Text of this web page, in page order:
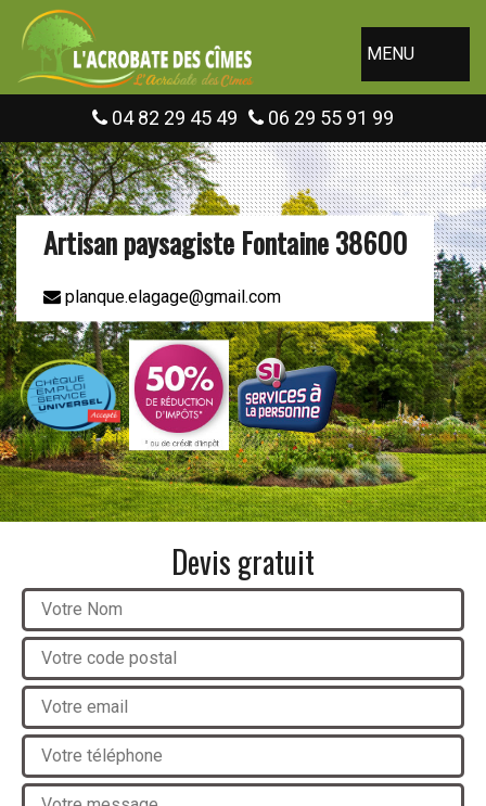
MENU
04 82 29 45 49 06 29 55 91 99
Artisan paysagiste Fontaine 38600
planque.elagage@gmail.com
Devis gratuit